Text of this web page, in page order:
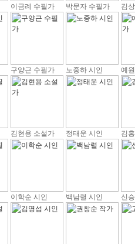
이금례 수필가 박문자 수필가 김
구양근 수필가 노중하 시인 예
김현용 소설가 정태운 시인 김
이학순 시인 백남렬 시인 신